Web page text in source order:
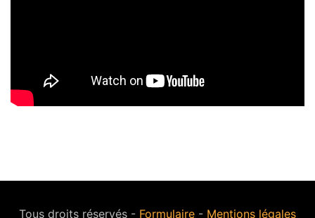
Tous droits réservés - Formulaire - Mentions légales